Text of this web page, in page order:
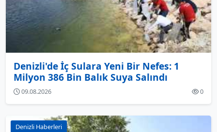
Denizli'de İç Sulara Yeni Bir Nefes: 1
Milyon 386 Bin Balık Suya Salındı
09.08.2026 0
Denizli Haberleri